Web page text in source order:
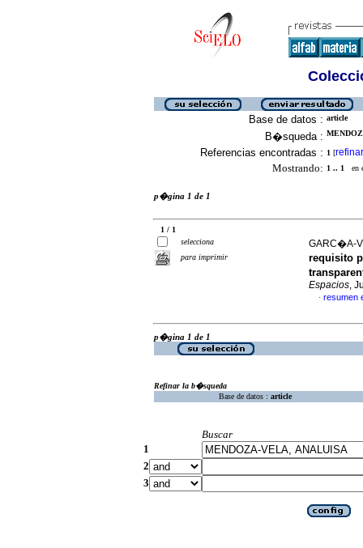
Base de datos : article
B�squeda :
Referencias encontradas : 1 [refinar
Mostrando: 1 .. 1 en
p�gina 1 de 1
1 / 1
selecciona
para imprimir
GARC�A-
requisito
Espacios,
· resumen
p�gina 1 de 1
Refinar la b�squeda
Base de datos : article
Buscar
1
2
3